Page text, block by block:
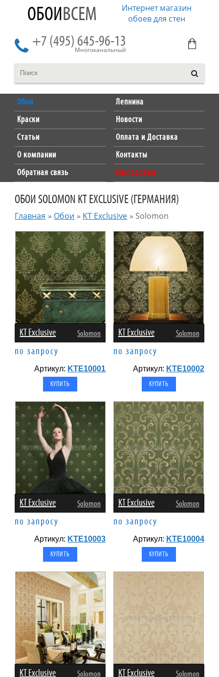
ОБОИВСЕМ
Интернет магазин
обоев для стен
+7 (495) 645-96-13
Многоканальный
Обои
Лепнина
Краски
Новости
Статьи
Оплата и Доставка
О компании
Контакты
Обратная связь
Распродажа
ОБОИ SOLOMON KT EXCLUSIVE (ГЕРМАНИЯ)
Главная » Обои » KT Exclusive » Solomon
KT Exclusive Solomon
по запросу
Артикул: KTE10001
KT Exclusive Solomon
по запросу
Артикул: KTE10002
KT Exclusive Solomon
по запросу
Артикул: KTE10003
KT Exclusive Solomon
по запросу
Артикул: KTE10004
KT Exclusive Solomon KT Exclusive Solomon